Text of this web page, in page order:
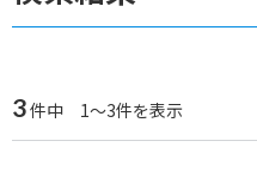
3件中 1～3件を表示